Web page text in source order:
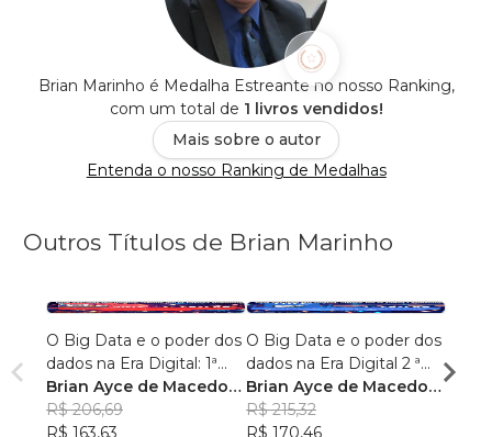
Brian Marinho é Medalha Estreante no nosso Ranking,
com um total de 1 livros vendidos!
Mais sobre o autor
Entenda o nosso Ranking de Medalhas
Outros Títulos de Brian Marinho
O Big Data e o poder dos
dados na Era Digital: 1ª
Edição.
Brian Ayce de Macedo
Marinho
R$ 206,69
R$ 163,63
O Big Data e o poder dos
dados na Era Digital 2 ª
Edição:
Brian Ayce de Macedo
Marinho
R$ 215,32
R$ 170,46